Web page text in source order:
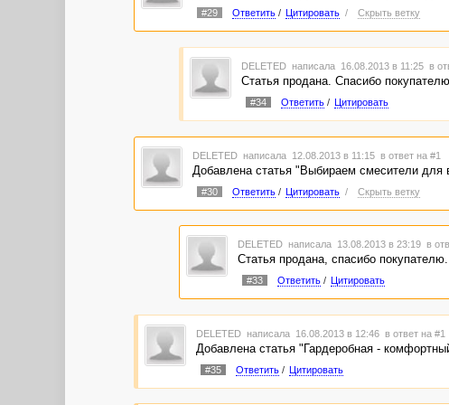
#29 Ответить/ Цитировать / Скрыть ветку
DELETED написала 16.08.2013 в 11:25 в
Статья продана. Спасибо покупателю.
#34 Ответить/ Цитировать
DELETED написала 12.08.2013 в 11:15 в ответ на #1
Добавлена статья "Выбираем смесители для
#30 Ответить/ Цитировать / Скрыть ветку
DELETED написала 13.08.2013 в 23:19 в
Статья продана, спасибо покупателю.
#33 Ответить/ Цитировать
DELETED написала 16.08.2013 в 12:46 в ответ на #1
Добавлена статья "Гардеробная -
#35 Ответить/ Цитировать